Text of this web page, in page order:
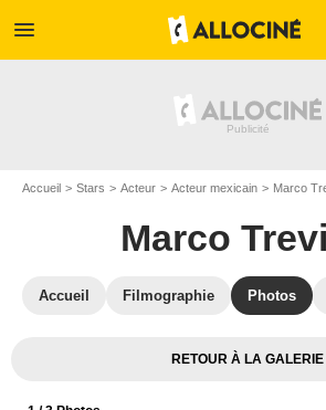
menu
Accueil Stars Acteur Acteur mexicain Marco
Marco
Accueil Filmographie Photos
RETOUR À LA GALERIE